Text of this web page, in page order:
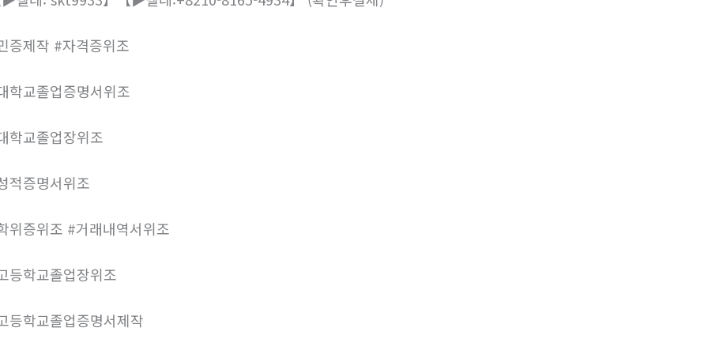
증제작 #자격증위조
학교졸업증명서위조
학교졸업장위조
적증명서위조
위증위조 #거래내역서위조
등학교졸업장위조
등학교졸업증명서제작